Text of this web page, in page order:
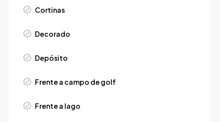
Cortinas
Decorado
Depósito
Frente a campo de golf
Frente a lago